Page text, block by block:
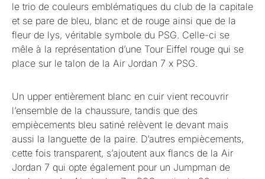
le trio de couleurs emblématiques du club de la capitale
et se pare de bleu, blanc et de rouge ainsi que de la
fleur de lys, véritable symbole du PSG. Celle-ci se
mêle à la représentation d’une Tour Eiffel rouge qui se
place sur le talon de la Air Jordan 7 x PSG.
Un upper entièrement blanc en cuir vient recouvrir
l’ensemble de la chaussure, tandis que des
empiècements bleu satiné relèvent le devant mais
aussi la languette de la paire. D’autres empiècements,
cette fois transparent, s’ajoutent aux flancs de la Air
Jordan 7 qui opte également pour un Jumpman de